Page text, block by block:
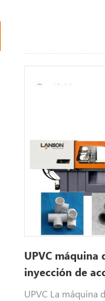
UPVC máquina
inyección de
plástico
UPVC La máquina